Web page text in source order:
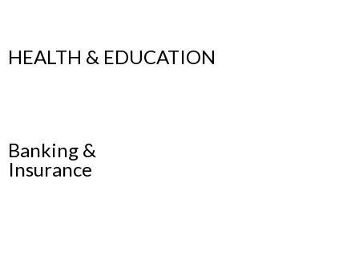
HEALTH & EDUCATION
Banking &
Insurance